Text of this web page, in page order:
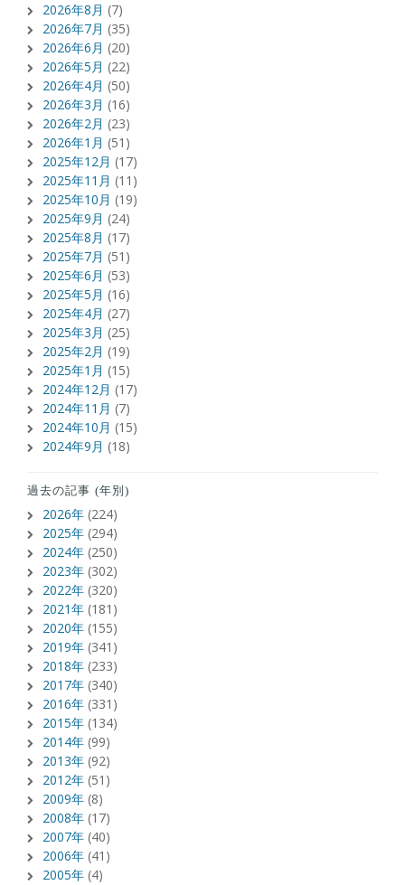
2026年8月 (7)
2026年7月 (35)
2026年6月 (20)
2026年5月 (22)
2026年4月 (50)
2026年3月 (16)
2026年2月 (23)
2026年1月 (51)
2025年12月 (17)
2025年11月 (11)
2025年10月 (19)
2025年9月 (24)
2025年8月 (17)
2025年7月 (51)
2025年6月 (53)
2025年5月 (16)
2025年4月 (27)
2025年3月 (25)
2025年2月 (19)
2025年1月 (15)
2024年12月 (17)
2024年11月 (7)
2024年10月 (15)
2024年9月 (18)
過去の記事 (年別)
2026年 (224)
2025年 (294)
2024年 (250)
2023年 (302)
2022年 (320)
2021年 (181)
2020年 (155)
2019年 (341)
2018年 (233)
2017年 (340)
2016年 (331)
2015年 (134)
2014年 (99)
2013年 (92)
2012年 (51)
2009年 (8)
2008年 (17)
2007年 (40)
2006年 (41)
2005年 (4)